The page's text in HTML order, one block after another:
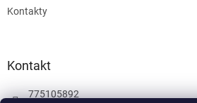
Kontakty
Kontakt
775105892